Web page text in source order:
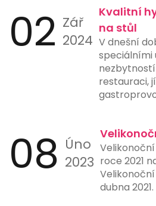
ideální pro
restaurace,
místa, kde
platby hrají
02 Zář
2024
Kvalitní
na stůl
V dnešní
speciálními
restauraci,
08 Úno
2023 roce 2021
dubna 2021.